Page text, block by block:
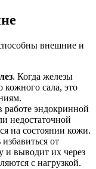
внешние и
. Когда железы
кожного сала, это
работе эндокринной
недостаточной
на состоянии кожи.
от
и выводит их через
с нагрузкой.